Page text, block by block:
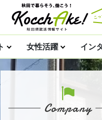
女性活躍 イン